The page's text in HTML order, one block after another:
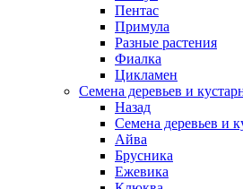
Пентас
Примула
Разные растения
Фиалка
Цикламен
Семена деревьев и
Назад
Семена деревьев и
Айва
Брусника
Ежевика